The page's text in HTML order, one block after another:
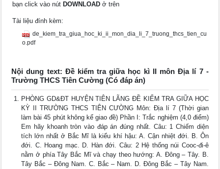
bạn click vào nút DOWNLOAD ở trên
Tài liệu đính kèm:
de_kiem_tra_giua_hoc_ki_ii_mon_dia_li_7_truong_thcs_tien_cu
o.pdf
Nội dung text: Đề kiểm tra giữa học kì II môn Địa lí 7 -
Trường THCS Tiên Cường (Có đáp án)
PHÒNG GD&ĐT HUYỆN TIÊN LÃNG ĐỀ KIỂM TRA GIỮA HỌC
KỲ II TRƯỜNG THCS TIÊN CƯỜNG Môn: Địa lí 7 (Thời gian
làm bài 45 phút không kể giao đề) Phần I: Trắc nghiệm (4,0 điểm)
Em hãy khoanh tròn vào đáp án đúng nhất. Câu: 1 Chiếm diện
tích lớn nhất ở Bắc Mĩ là kiểu khí hậu: A. Cận nhiệt đới. B. Ôn
đới. C. Hoang mạc. D. Hàn đới. Câu: 2 Hệ thống núi Cooc-đi-ê
nằm ở phía Tây Bắc Mĩ và chạy theo hướng: A. Đông – Tây. B.
Tây Bắc – Đông Nam. C. Bắc – Nam. D. Đông Bắc – Tây Nam.